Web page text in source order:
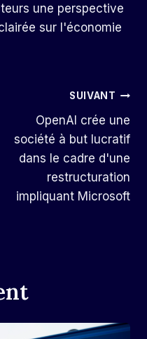
une perspective
sur l'économie
SUIVANT
OpenAI crée une
société à but lucratif
dans le cadre d'une
restructuration
impliquant Microsoft